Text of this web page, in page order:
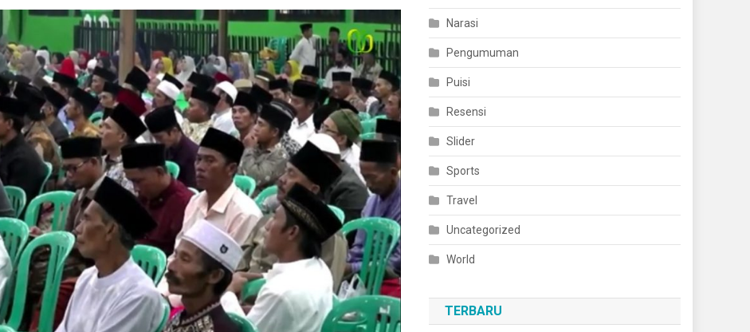
Narasi
Pengumuman
Puisi
Resensi
Slider
Sports
Travel
Uncategorized
World
TERBARU